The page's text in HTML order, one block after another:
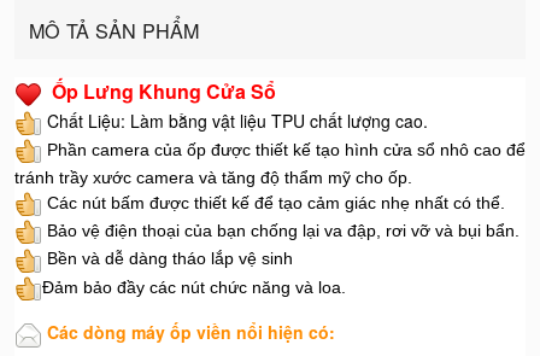
MÔ TẢ SẢN PHẨM
Ốp Lưng Khung Cửa Sổ
Chất Liệu: Làm bằng vật liệu TPU chất lượng cao.
Phần camera của ốp được thiết kế tạo hình cửa sổ nhô cao để
tránh trầy xước camera và tăng độ thẩm mỹ cho ốp.
Các nút bấm được thiết kế để tạo cảm giác nhẹ nhất có thể.
Bảo vệ điện thoại của bạn chống lại va đập, rơi vỡ và bụi bẩn.
Bền và dễ dàng tháo lắp vệ sinh
Đảm bảo đầy các nút chức năng và loa.
Các dòng máy ốp viền nổi hiện có: